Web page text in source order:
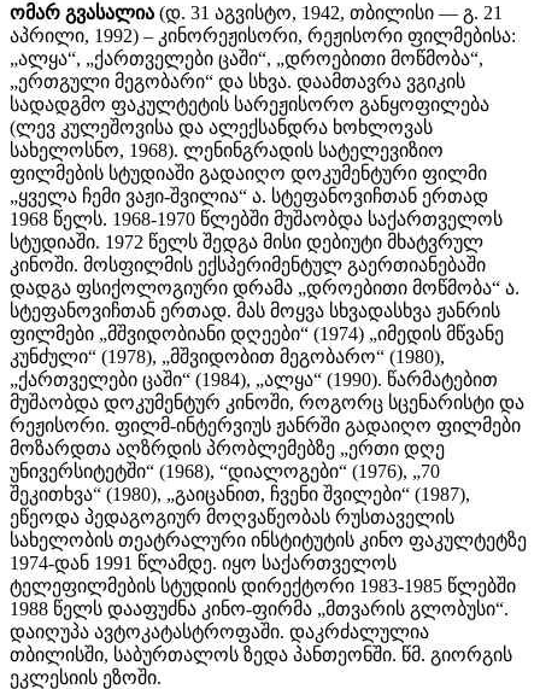
ომარ გვასალია (დ. 31 აგვისტო, 1942, თბილისი — გ. 21
აპრილი, 1992) – კინორეჟისორი, რეჟისორი ფილმებისა:
„ალყა“, „ქართველები ცაში“, „დროებითი მოწმობა“,
„ერთგული მეგობარი“ და სხვა. დაამთავრა ვგიკის
სადადგმო ფაკულტეტის სარეჟისორო განყოფილება
(ლევ კულეშოვისა და ალექსანდრა ხოხლოვას
სახელოსნო, 1968). ლენინგრადის სატელევიზიო
ფილმების სტუდიაში გადაიღო დოკუმენტური ფილმი
„ყველა ჩემი ვაჟი-შვილია“ ა. სტეფანოვიჩთან ერთად
1968 წელს. 1968-1970 წლებში მუშაობდა საქართველოს
სტუდიაში. 1972 წელს შედგა მისი დებიუტი მხატვრულ
კინოში. მოსფილმის ექსპერიმენტულ გაერთიანებაში
დადგა ფსიქოლოგიური დრამა „დროებითი მოწმობა“ ა.
სტეფანოვიჩთან ერთად. მას მოყვა სხვადასხვა ჟანრის
ფილმები „მშვიდობიანი დღეები“ (1974) „იმედის მწვანე
კუნძული“ (1978), „მშვიდობით მეგობარო“ (1980),
„ქართველები ცაში“ (1984), „ალყა“ (1990). წარმატებით
მუშაობდა დოკუმენტურ კინოში, როგორც სცენარისტი და
რეჟისორი. ფილმ-ინტერვიუს ჟანრში გადაიღო ფილმები
მოზარდთა აღზრდის პრობლემებზე „ერთი დღე
უნივერსიტეტში“ (1968), “დიალოგები“ (1976), „70
შეკითხვა“ (1980), „გაიცანით, ჩვენი შვილები“ (1987),
ეწეოდა პედაგოგიურ მოღვაწეობას რუსთაველის
სახელობის თეატრალური ინსტიტუტის კინო ფაკულტეტზე
1974-დან 1991 წლამდე. იყო საქართველოს
ტელეფილმების სტუდიის დირექტორი 1983-1985 წლებში
1988 წელს დააფუძნა კინო-ფირმა „მთვარის გლობუსი“.
დაიღუპა ავტოკატასტროფაში. დაკრძალულია
თბილისში, საბურთალოს ზედა პანთეონში. წმ. გიორგის
ეკლესიის ეზოში.